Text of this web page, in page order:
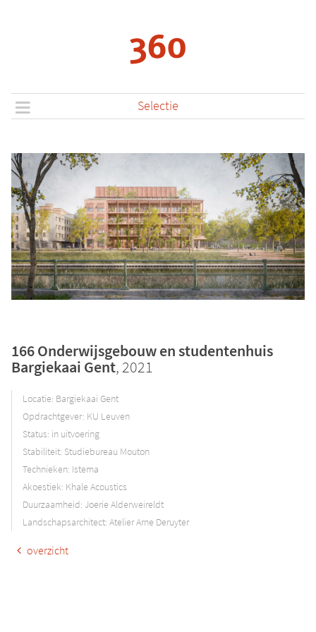
Selectie
166 Onderwijsgebouw en studentenhuis
Bargiekaai Gent, 2021
Locatie: Bargiekaai Gent
Opdrachtgever: KU Leuven
Status: in uitvoering
Stabiliteit: Studiebureau Mouton
Technieken: Istema
Akoestiek: Khale Acoustics
Duurzaamheid: Joerie Alderweireldt
Landschapsarchitect: Atelier Arne Deruyter
overzicht